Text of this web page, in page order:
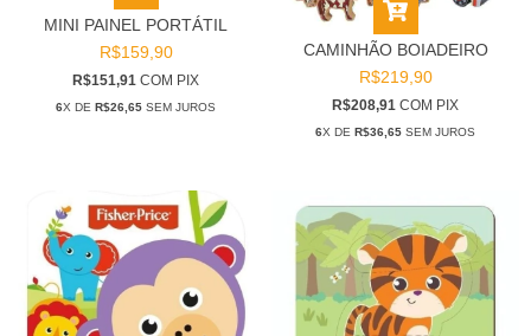
MINI PAINEL PORTÁTIL
R$159,90
R$151,91 COM PIX
6X DE R$26,65 SEM JUROS
CAMINHÃO BOIADEIRO
R$219,90
R$208,91 COM PIX
6X DE R$36,65 SEM JUROS